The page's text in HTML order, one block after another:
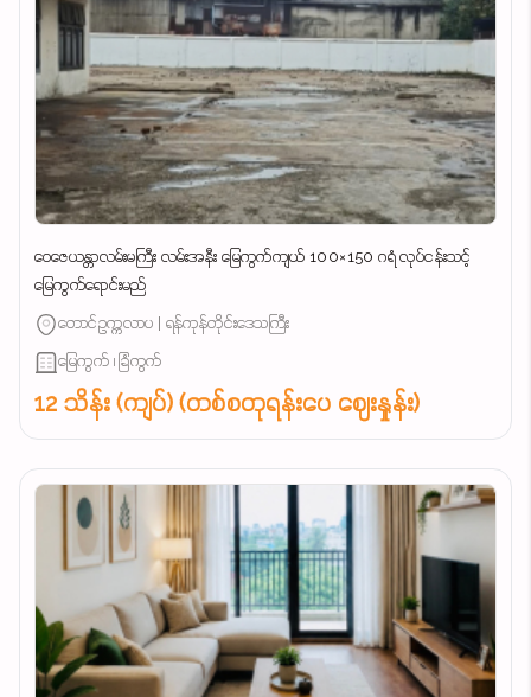
ဝေဇေယန္တာလမ်းမကြီး လမ်းအနီး မြေကွက်ကျယ် 100×150 ဂရံ လုပ်ငန်းသင့်
မြေကွက်ရောင်းမည်
တောင်ဥက္ကလာပ | ရန်ကုန်တိုင်းဒေသကြီး
မြေကွက် ၊ ခြံကွက်
12 သိန်း (ကျပ်) (တစ်စတုရန်းပေ ဈေးနှုန်း)